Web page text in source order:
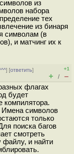
из
набора
тех
из бинаря
символам (в
и матчинг их к
] [ответить]
+1
+ / –
флагах
будет
компилятора.
Имена символов
только
поиска багов
смотреть
файлу, и найти